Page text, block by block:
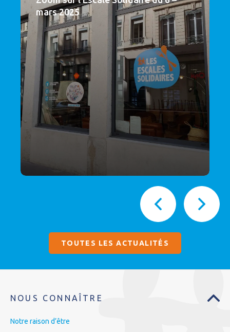
mars 2025
TOUTES LES ACTUALITÉS
NOUS CONNAÎTRE
Notre raison d’être